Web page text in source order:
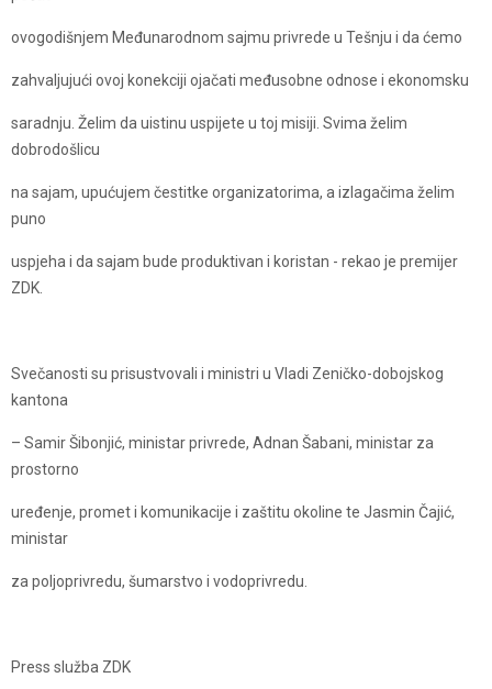
ovogodišnjem Međunarodnom sajmu privrede u Tešnju i da ćemo
zahvaljujući ovoj konekciji ojačati međusobne odnose i ekonomsku
saradnju. Želim da uistinu uspijete u toj misiji. Svima želim
dobrodošlicu
na sajam, upućujem čestitke organizatorima, a izlagačima želim
puno
uspjeha i da sajam bude produktivan i koristan - rekao je premijer
ZDK.
Svečanosti su prisustvovali i ministri u Vladi Zeničko-dobojskog
kantona
– Samir Šibonjić, ministar privrede, Adnan Šabani, ministar za
prostorno
uređenje, promet i komunikacije i zaštitu okoline te Jasmin Čajić,
ministar
za poljoprivredu, šumarstvo i vodoprivredu.
Press služba ZDK